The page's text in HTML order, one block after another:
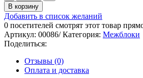
В корзину
Добавить в список желаний
0 посетителей смотрят этот товар
Артикул: 00086/Категория: Межблоки
Поделиться:
Отзывы (0)
Оплата и доставка